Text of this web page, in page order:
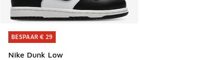
BESPAAR € 29
Nike Dunk Low
BESPAAR € 29